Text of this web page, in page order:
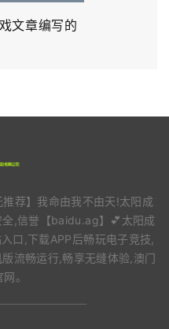
文章编写的
荐】我命由我不由天!太阳成
,信誉【baidu.ag】💕太阳成
口,下载APP后畅玩电子竞技,
流畅运行,畅享无缝体验,澳门
。